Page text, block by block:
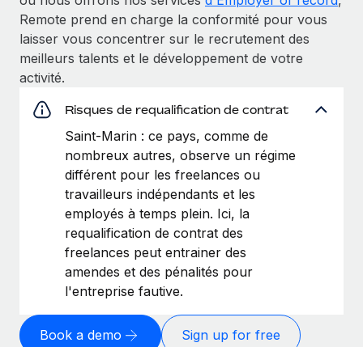
Remote prend en charge la conformité pour vous
laisser vous concentrer sur le recrutement des
meilleurs talents et le développement de votre
activité.
Risques de requalification de contrat
Saint-Marin : ce pays, comme de
nombreux autres, observe un régime
différent pour les freelances ou
travailleurs indépendants et les
employés à temps plein. Ici, la
requalification de contrat des
freelances peut entrainer des
amendes et des pénalités pour
l'entreprise fautive.
Book a demo Sign up for free